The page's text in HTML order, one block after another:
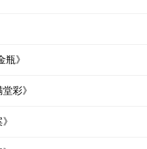
》
彩》